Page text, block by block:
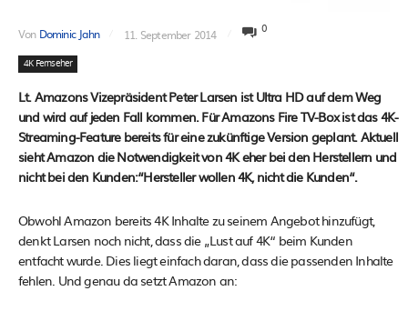
Von Dominic Jahn 11. September 2014 0
4K Fernseher
Lt. Amazons Vizepräsident Peter Larsen ist Ultra HD auf dem Weg
und wird auf jeden Fall kommen. Für Amazons Fire TV-Box ist das 4K-
Streaming-Feature bereits für eine zukünftige Version geplant. Aktuell
sieht Amazon die Notwendigkeit von 4K eher bei den Herstellern und
nicht bei den Kunden:“Hersteller wollen 4K, nicht die Kunden“.
Obwohl Amazon bereits 4K Inhalte zu seinem Angebot hinzufügt,
denkt Larsen noch nicht, dass die „Lust auf 4K“ beim Kunden
entfacht wurde. Dies liegt einfach daran, dass die passenden Inhalte
fehlen. Und genau da setzt Amazon an: